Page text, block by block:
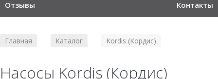
Отзывы Контакты
Главная Каталог Kordis (Кордис)
Насосы Kordis (Кордис)